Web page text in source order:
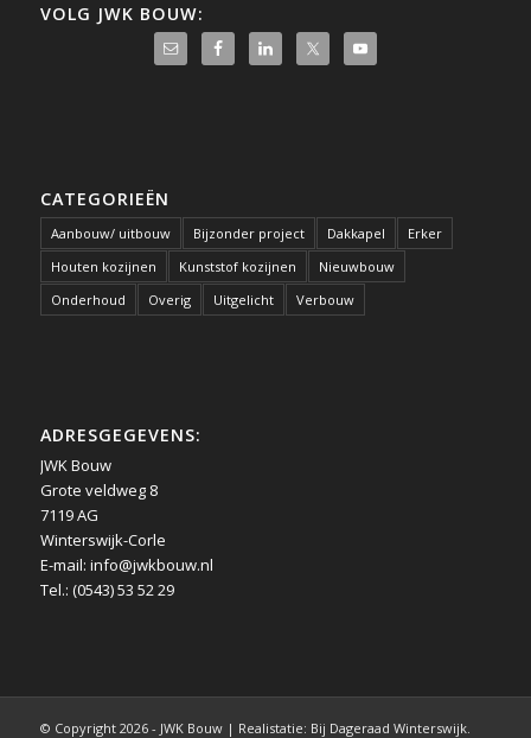
VOLG JWK BOUW:
CATEGORIEËN
Aanbouw/ uitbouw Bijzonder project Dakkapel
Erker
Houten kozijnen
Kunststof kozijnen
Nieuwbouw
Onderhoud
Overig Uitgelicht Verbouw
ADRESGEGEVENS:
JWK Bouw
Grote veldweg 8
7119 AG
Winterswijk-Corle
E-mail: info@jwkbouw.nl
Tel.: (0543) 53 52 29
© Copyright 2026 - JWK Bouw | Realistatie: Bij Dageraad Winterswijk.